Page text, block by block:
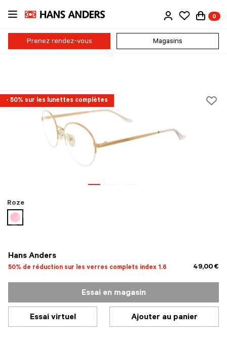
Passer
contenu
principal
0
Prenez rendez-vous Magasins
- 50% sur les lunettes complètes
Hans Anders
50% de réduction sur les verres complets index 1.6 49,00 €
Roze
sélectionné
Essai en magasin
Essai virtuel Ajouter au panier